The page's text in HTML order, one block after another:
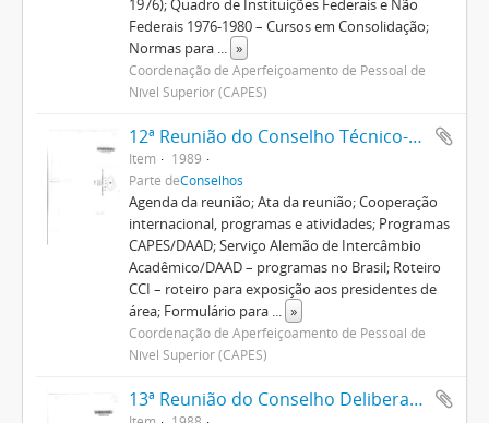
1976); Quadro de Instituições Federais e Não
Federais 1976-1980 – Cursos em Consolidação;
Normas para ... »
Coordenação de Aperfeiçoamento de Pessoal de
Nível Superior (CAPES)
12ª Reunião do Conselho Técnico-Científico
Item
1989
Parte deConselhos
Agenda da reunião; Ata da reunião; Cooperação
internacional, programas e atividades; Programas
CAPES/DAAD; Serviço Alemão de Intercâmbio
Acadêmico/DAAD – programas no Brasil; Roteiro
CCI – roteiro para exposição aos presidentes de
área; Formulário para ... »
Coordenação de Aperfeiçoamento de Pessoal de
Nível Superior (CAPES)
13ª Reunião do Conselho Deliberativo